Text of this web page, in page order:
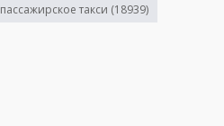
пассажирское такси (18939)